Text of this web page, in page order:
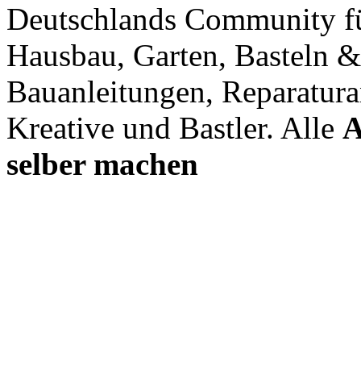
Deutschlands Community
Hausbau, Garten, Basteln
Bauanleitungen,
Kreative und Bastler. Alle
selber machen